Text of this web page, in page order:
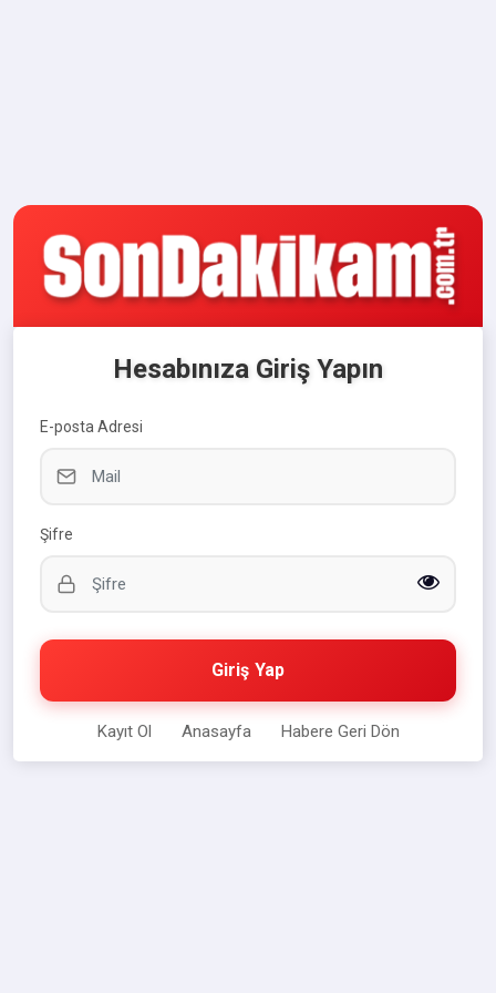
Hesabınıza Giriş Yapın
E-posta Adresi
Şifre
Giriş Yap
Kayıt Ol Anasayfa Habere Geri Dön